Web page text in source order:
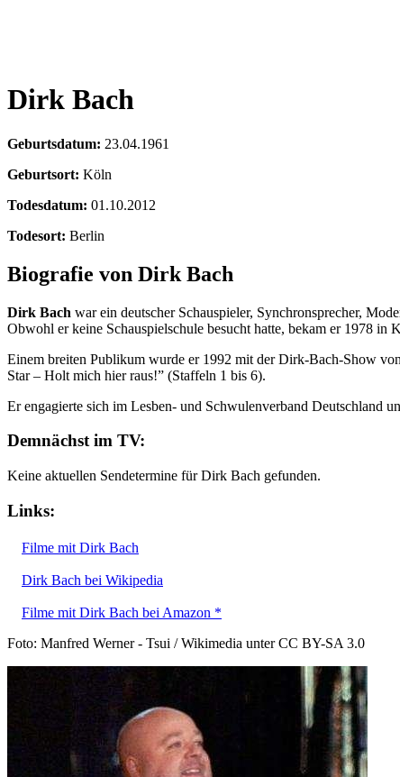
Dirk Bach
Geburtsdatum: 23.04.1961
Geburtsort: Köln
Todesdatum: 01.10.2012
Todesort: Berlin
Biografie von Dirk Bach
Dirk Bach war ein deutscher Schauspieler, Synchronsprecher,
Obwohl er keine Schauspielschule besucht hatte, bekam er 1978 in
Einem breiten Publikum wurde er 1992 mit der Dirk-Bach-Show
Star – Holt mich hier raus!” (Staffeln 1 bis 6).
Er engagierte sich im Lesben- und Schwulenverband Deutschland
Demnächst im TV:
Keine aktuellen Sendetermine für Dirk Bach gefunden.
Links:
Filme mit Dirk Bach
Dirk Bach bei Wikipedia
Filme mit Dirk Bach bei Amazon *
Foto: Manfred Werner - Tsui / Wikimedia unter CC BY-SA 3.0